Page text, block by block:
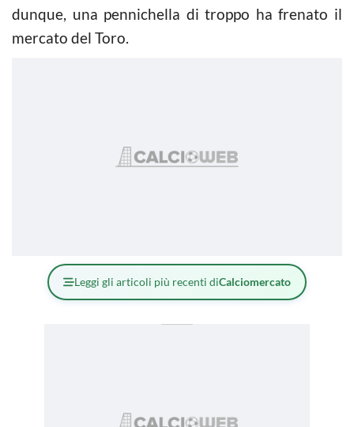
dunque, una pennichella di troppo ha frenato il
mercato del Toro.
Leggi gli articoli più recenti diCalciomercato